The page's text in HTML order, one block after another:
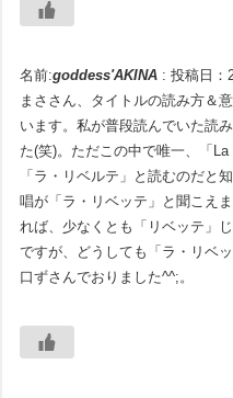
名前:goddess'AKINA : 投稿日：
まささん、タイトルの読み方＆
います。私が普段読んでいた読
た(笑)。ただこの中で唯一、「
「ラ・リベルテ」と読むのだと
唱が「ラ・リベッテ」と聞こえ
れば、少なくとも「リベッテ」
ですが、どうしても「ラ・リベ
口ずさんでおりました^^;。